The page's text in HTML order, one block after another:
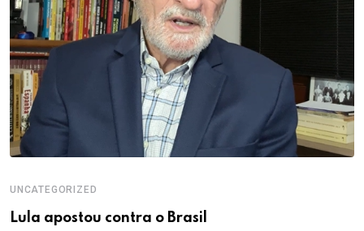
UNCATEGORIZED
Lula apostou contra o Brasil